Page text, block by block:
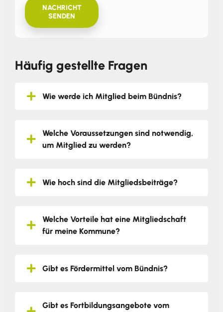
NACHRICHT
SENDEN
Häufig gestellte Fragen
Wie werde ich Mitglied beim Bündnis?
Welche Voraussetzungen sind notwendig,
um Mitglied zu werden?
Wie hoch sind die Mitgliedsbeiträge?
Welche Vorteile hat eine Mitgliedschaft
für meine Kommune?
Gibt es Fördermittel vom Bündnis?
Gibt es Fortbildungsangebote vom